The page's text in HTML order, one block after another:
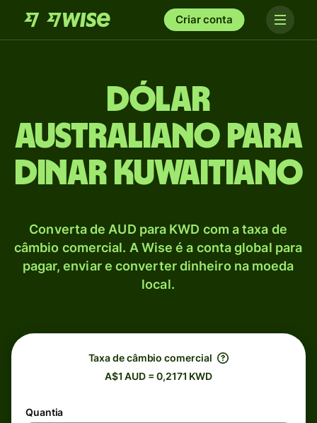
Criar conta
Dólar
australiano para
Dinar kuwaitiano
Converta de AUD para KWD com a taxa de
câmbio comercial. A Wise é a conta global para
pagar, enviar e converter dinheiro na moeda
local.
Taxa de câmbio comercial
A$1 AUD = 0,2171 KWD
Quantia